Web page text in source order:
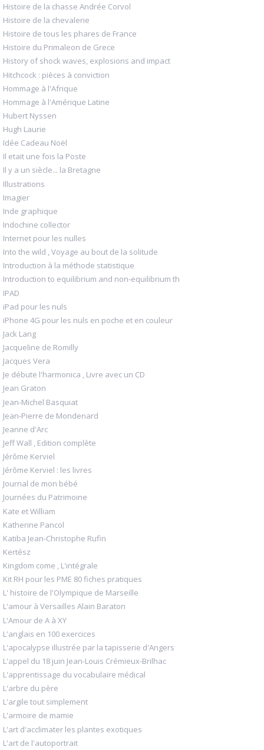
Histoire de la chasse Andrée Corvol
Histoire de la chevalerie
Histoire de tous les phares de France
Histoire du Primaleon de Grece
History of shock waves, explosions and impact
Hitchcock : pièces à conviction
Hommage à l'Afrique
Hommage à l'Amérique Latine
Hubert Nyssen
Hugh Laurie
Idée Cadeau Noël
Il etait une fois la Poste
Il y a un siècle... la Bretagne
Illustrations
Imagier
Inde graphique
Indochine collector
Internet pour les nulles
Into the wild , Voyage au bout de la solitude
Introduction à la méthode statistique
Introduction to equilibrium and non-equilibrium th
IPAD
iPad pour les nuls
iPhone 4G pour les nuls en poche et en couleur
Jack Lang
Jacqueline de Romilly
Jacques Vera
Je débute l'harmonica , Livre avec un CD
Jean Graton
Jean-Michel Basquiat
Jean-Pierre de Mondenard
Jeanne d'Arc
Jeff Wall , Edition complète
Jérôme Kerviel
Jérôme Kerviel : les livres
Journal de mon bébé
Journées du Patrimoine
Kate et William
Katherine Pancol
Katiba Jean-Christophe Rufin
Kertész
Kingdom come , L'intégrale
Kit RH pour les PME 80 fiches pratiques
L' histoire de l'Olympique de Marseille
L'amour à Versailles Alain Baraton
L'Amour de A à XY
L'anglais en 100 exercices
L'apocalypse illustrée par la tapisserie d'Angers
L'appel du 18 juin Jean-Louis Crémieux-Brilhac
L'apprentissage du vocabulaire médical
L'arbre du père
L'argile tout simplement
L'armoire de mamie
L'art d'acclimater les plantes exotiques
L'art de l'autoportrait